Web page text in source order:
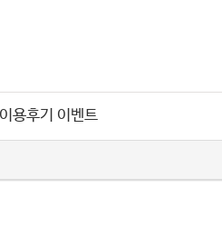
용후기 이벤트